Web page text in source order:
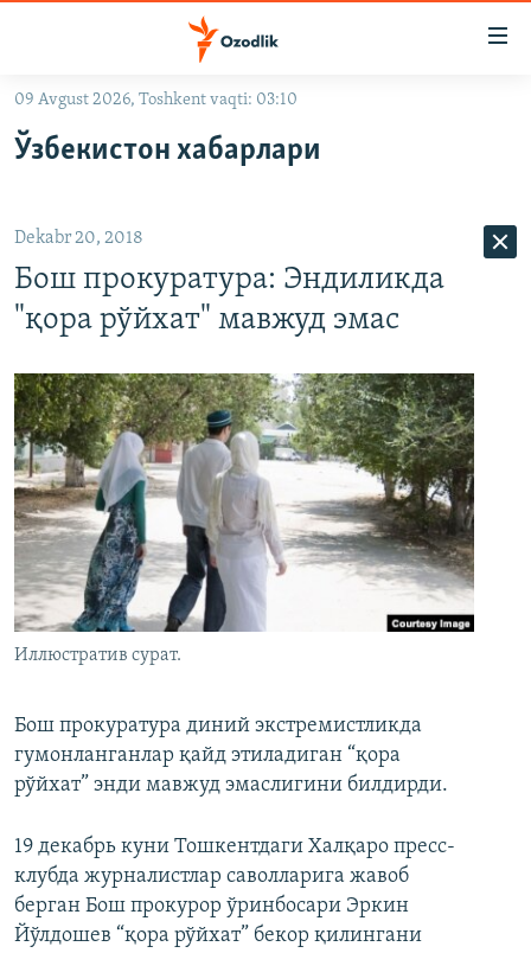
Асосий
Қидиришга
ўтинг
OZODLIK SURISHTIRUVLARI
На русском
ИЖТИМОИЙ ТАРМОҚЛАР
Озодлик бошқа тилларда
09 Avgust 2026, Toshkent vaqti: 03:10
Ўзбекистон хабарлари
Dekabr 20, 2018
Бош прокуратура: Эндиликда
"қора рўйхат" мавжуд эмас
Иллюстратив сурат.
Бош прокуратура диний экстремистликда
гумонланганлар қайд этиладиган “қора
рўйхат” энди мавжуд эмаслигини билдирди.
19 декабрь куни Тошкентдаги Халқаро пресс-
клубда журналистлар саволларига жавоб
берган Бош прокурор ўринбосари Эркин
Йўлдошев “қора рўйхат” бекор қилингани